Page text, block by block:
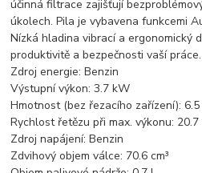
účinná filtrace zajišťují
úkolech. Pila je vybavena funkcemi
Nízká hladina vibrací a ergonomický
produktivitě a bezpečnosti vaší práce.
Zdroj energie: Benzin
Výstupní výkon: 3.7 kW
Hmotnost (bez řezacího zařízení): 6.5
Rychlost řetězu při max. výkonu: 20.7
Zdroj napájení: Benzin
Zdvihový objem válce: 70.6 cm³